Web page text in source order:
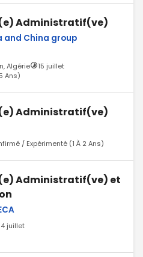
Administratif(ve)
and China group
Algérie
15 juillet
Ans)
Administratif(ve)
/ Expérimenté (1 À 2 Ans)
Administratif(ve) et
juillet